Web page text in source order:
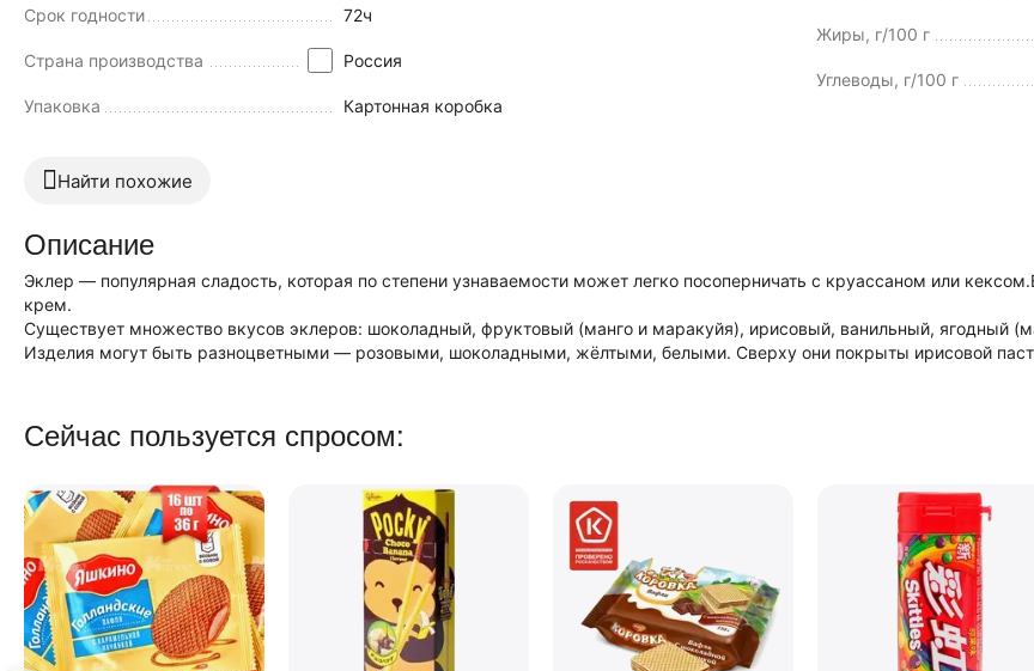
Срок годности 72ч
Страна производства Россия
Упаковка Картонная коробка
Жиры, г/100 г
Углеводы, г/100 г
Найти похожие
Описание
Эклер — популярная сладость, которая по степени узнаваемости может легко посоперничать с круассаном или
крем.
Существует множество вкусов эклеров: шоколадный, фруктовый (манго и маракуйя), ирисовый, ванильный, ягодный
Изделия могут быть разноцветными — розовыми, шоколадными, жёлтыми, белыми. Сверху они покрыты ирисовой
Сейчас пользуется спросом: